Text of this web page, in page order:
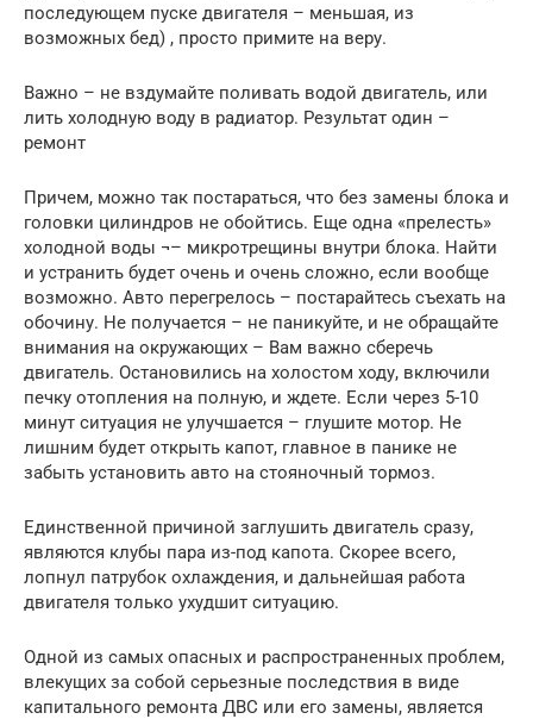
последующем пуске двигателя – меньшая, из
возможных бед) , просто примите на веру.
Важно – не вздумайте поливать водой двигатель, или
лить холодную воду в радиатор. Результат один –
ремонт
Причем, можно так постараться, что без замены блока и
головки цилиндров не обойтись. Еще одна «прелесть»
холодной воды ¬– микротрещины внутри блока. Найти
и устранить будет очень и очень сложно, если вообще
возможно. Авто перегрелось – постарайтесь съехать на
обочину. Не получается – не паникуйте, и не обращайте
внимания на окружающих – Вам важно сберечь
двигатель. Остановились на холостом ходу, включили
печку отопления на полную, и ждете. Если через 5-10
минут ситуация не улучшается – глушите мотор. Не
лишним будет открыть капот, главное в панике не
забыть установить авто на стояночный тормоз.
Единственной причиной заглушить двигатель сразу,
являются клубы пара из-под капота. Скорее всего,
лопнул патрубок охлаждения, и дальнейшая работа
двигателя только ухудшит ситуацию.
Одной из самых опасных и распространенных проблем,
влекущих за собой серьезные последствия в виде
капитального ремонта ДВС или его замены, является